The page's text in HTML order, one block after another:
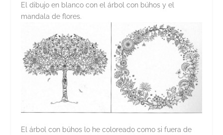
El dibujo en blanco con el árbol con búhos y el
mandala de flores.
El árbol con búhos lo he coloreado como si fuera de